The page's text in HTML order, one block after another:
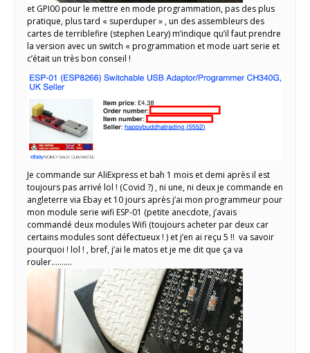
et GPI00 pour le mettre en mode programmation, pas des plus
pratique, plus tard « superduper » , un des assembleurs des
cartes de terriblefire (stephen Leary) m’indique qu’il faut prendre
la version avec un switch « programmation et mode uart serie et
c’était un très bon conseil !
Je commande sur AliExpress et bah 1 mois et demi après il est
toujours pas arrivé lol ! (Covid ?) , ni une, ni deux je commande en
angleterre via Ebay et 10 jours après j’ai mon programmeur pour
mon module serie wifi ESP-01 (petite anecdote, j’avais
commandé deux modules Wifi (toujours acheter par deux car
certains modules sont défectueux ! ) et j’en ai reçu 5 !! va savoir
pourquoi ! lol ! , bref, j’ai le matos et je me dit que ça va
rouler……….